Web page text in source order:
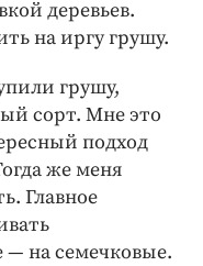
деревьев.
на иргу грушу.
грушу,
сорт. Мне это
подход
же меня
Главное
— на семечковые.